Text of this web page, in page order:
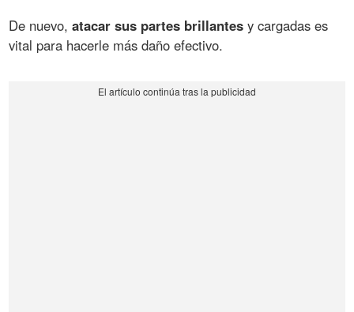
De nuevo,atacar sus partes brillantes y cargadas es
vital para hacerle más daño efectivo.